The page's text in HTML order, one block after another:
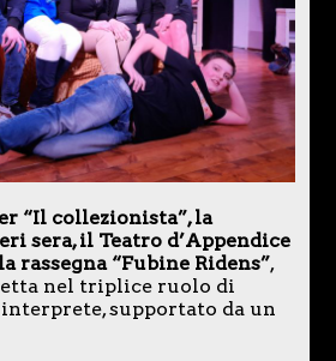
“Il collezionista”, la
sera, il Teatro d’Appendice
rassegna “Fubine Ridens”,
nel triplice ruolo di
supportato da un